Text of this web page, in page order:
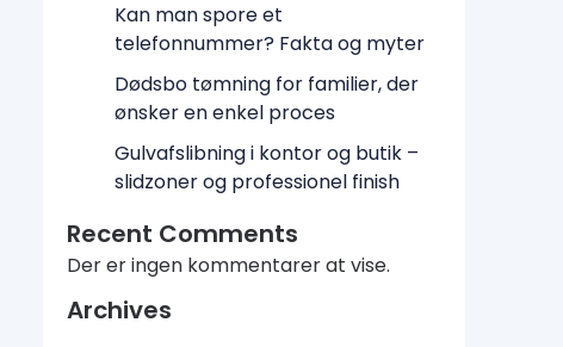
Kan man spore et
telefonnummer? Fakta og myter
Dødsbo tømning for familier, der
ønsker en enkel proces
Gulvafslibning i kontor og butik –
slidzoner og professionel finish
Recent Comments
Der er ingen kommentarer at vise.
Archives